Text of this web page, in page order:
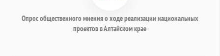
Опрос общественного мнения о ходе реализации национальных
проектов в Алтайском крае